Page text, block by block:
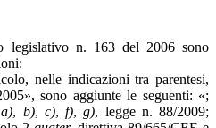
legislativo n. 163 del 2006 sono
nelle indicazioni tra parentesi,
sono aggiunte le seguenti: «;
a), b), c), f),g), legge n. 88/2009;